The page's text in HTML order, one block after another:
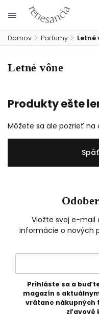
Domov / Parfumy / Letné
Letné vône
Produkty ešte
Môžete sa ale pozrieť na
Vložte svoj e-mail
informácie o nových
Prihláste sa a
magazín s
vrátane nákupných
zľavové